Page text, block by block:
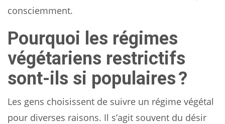
consciemment.
Pourquoi les régimes
végétariens restrictifs
sont-ils si populaires ?
Les gens choisissent de suivre un régime végétal
pour diverses raisons. Il s’agit souvent du désir